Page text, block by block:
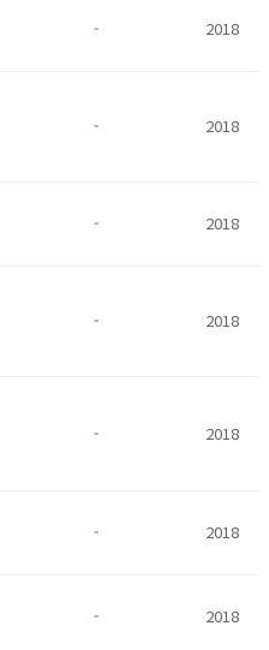
- 2018
- 2018
- 2018
- 2018
- 2018
- 2018
- 2018